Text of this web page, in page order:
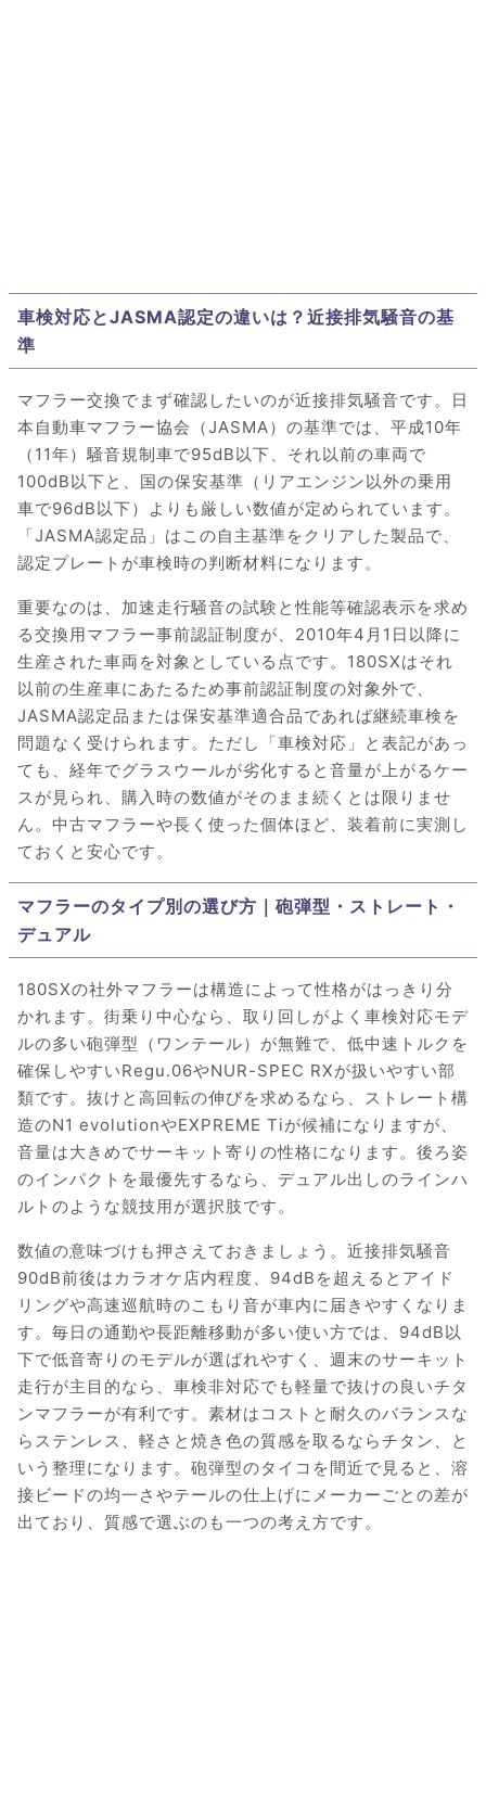
車検対応とJASMA認定の違いは？近接排気騒音の基
準
マフラー交換でまず確認したいのが近接排気騒音です。日
本自動車マフラー協会（JASMA）の基準では、平成10年
（11年）騒音規制車で95dB以下、それ以前の車両で
100dB以下と、国の保安基準（リアエンジン以外の乗用
車で96dB以下）よりも厳しい数値が定められています。
「JASMA認定品」はこの自主基準をクリアした製品で、
認定プレートが車検時の判断材料になります。
重要なのは、加速走行騒音の試験と性能等確認表示を求め
る交換用マフラー事前認証制度が、2010年4月1日以降に
生産された車両を対象としている点です。180SXはそれ
以前の生産車にあたるため事前認証制度の対象外で、
JASMA認定品または保安基準適合品であれば継続車検を
問題なく受けられます。ただし「車検対応」と表記があっ
ても、経年でグラスウールが劣化すると音量が上がるケー
スが見られ、購入時の数値がそのまま続くとは限りませ
ん。中古マフラーや長く使った個体ほど、装着前に実測し
ておくと安心です。
マフラーのタイプ別の選び方｜砲弾型・ストレート・
デュアル
180SXの社外マフラーは構造によって性格がはっきり分
かれます。街乗り中心なら、取り回しがよく車検対応モデ
ルの多い砲弾型（ワンテール）が無難で、低中速トルクを
確保しやすいRegu.06やNUR-SPEC RXが扱いやすい部
類です。抜けと高回転の伸びを求めるなら、ストレート構
造のN1 evolutionやEXPREME Tiが候補になりますが、
音量は大きめでサーキット寄りの性格になります。後ろ姿
のインパクトを最優先するなら、デュアル出しのラインハ
ルトのような競技用が選択肢です。
数値の意味づけも押さえておきましょう。近接排気騒音
90dB前後はカラオケ店内程度、94dBを超えるとアイド
リングや高速巡航時のこもり音が車内に届きやすくなりま
す。毎日の通勤や長距離移動が多い使い方では、94dB以
下で低音寄りのモデルが選ばれやすく、週末のサーキット
走行が主目的なら、車検非対応でも軽量で抜けの良いチタ
ンマフラーが有利です。素材はコストと耐久のバランスな
らステンレス、軽さと焼き色の質感を取るならチタン、と
いう整理になります。砲弾型のタイコを間近で見ると、溶
接ビードの均一さやテールの仕上げにメーカーごとの差が
出ており、質感で選ぶのも一つの考え方です。